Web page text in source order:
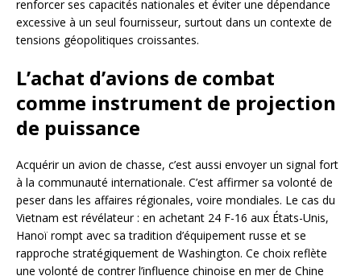
renforcer ses capacités nationales et éviter une dépendance
excessive à un seul fournisseur, surtout dans un contexte de
tensions géopolitiques croissantes.
L’achat d’avions de combat
comme instrument de projection
de puissance
Acquérir un avion de chasse, c’est aussi envoyer un signal fort
à la communauté internationale. C’est affirmer sa volonté de
peser dans les affaires régionales, voire mondiales. Le cas du
Vietnam est révélateur : en achetant 24 F-16 aux États-Unis,
Hanoï rompt avec sa tradition d’équipement russe et se
rapproche stratégiquement de Washington. Ce choix reflète
une volonté de contrer l’influence chinoise en mer de Chine